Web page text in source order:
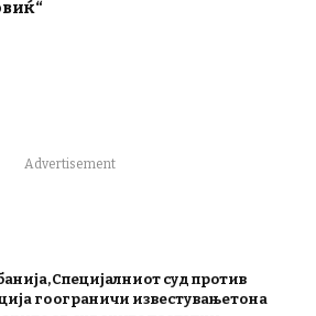
Advertisement
Специјалниот суд против
го ограничи известувањето на